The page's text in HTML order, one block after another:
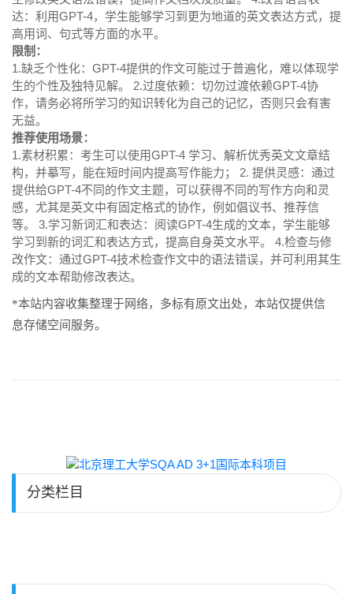
达：利用GPT-4，学生能够学习到更为地道的英文表达方式，提
高用词、句式等方面的水平。
限制：
1.缺乏个性化：GPT-4提供的作文可能过于普遍化，难以体现学
生的个性及独特见解。 2.过度依赖：切勿过渡依赖GPT-4协
作，请务必将所学习的知识转化为自己的记忆，否则只会有害
无益。
推荐使用场景：
1.素材积累：考生可以使用GPT-4 学习、解析优秀英文文章结
构，并摹写，能在短时间内提高写作能力； 2. 提供灵感：通过
提供给GPT-4不同的作文主题，可以获得不同的写作方向和灵
感，尤其是英文中有固定格式的协作，例如倡议书、推荐信
等。 3.学习新词汇和表达：阅读GPT-4生成的文本，学生能够
学习到新的词汇和表达方式，提高自身英文水平。 4.检查与修
改作文：通过GPT-4技术检查作文中的语法错误，并可利用其生
成的文本帮助修改表达。
*本站内容收集整理于网络，多标有原文出处，本站仅提供信
息存储空间服务。
分类栏目